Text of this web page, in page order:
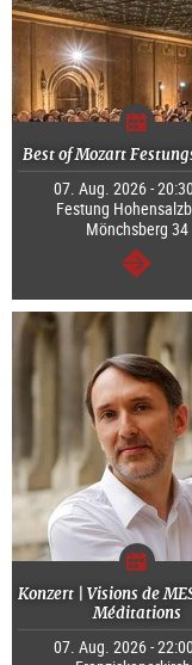
Best of Mozart
07. Aug. 2026 -
Festung
Mönchsberg 34
weiter
Konzert | Visions de
Méditations
07. Aug. 2026 -